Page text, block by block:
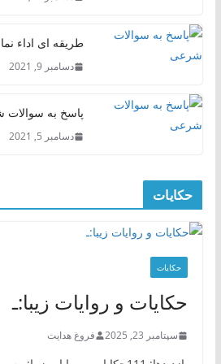
طریقه ای اداء
دسامبر 9, 2021
پاسخ به
دسامبر 5, 2021
حکایات
حکایات
حکایات و روایات زیبا:ـ
سپتامبر 23, 2025 فروغ هدایت